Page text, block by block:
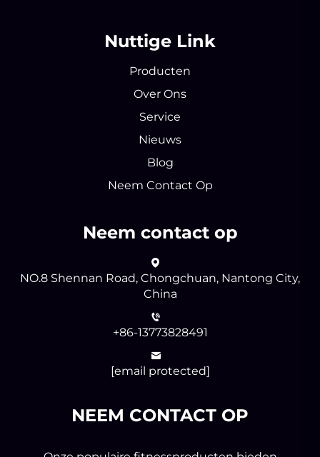
Nuttige Link
Producten
Over Ons
Service
Nieuws
Blog
Neem Contact Op
Neem contact op
NO.8 Shennan Road, Chongchuan, Nantong City,
China
+86-13773828491
[email protected]
NEEM CONTACT OP